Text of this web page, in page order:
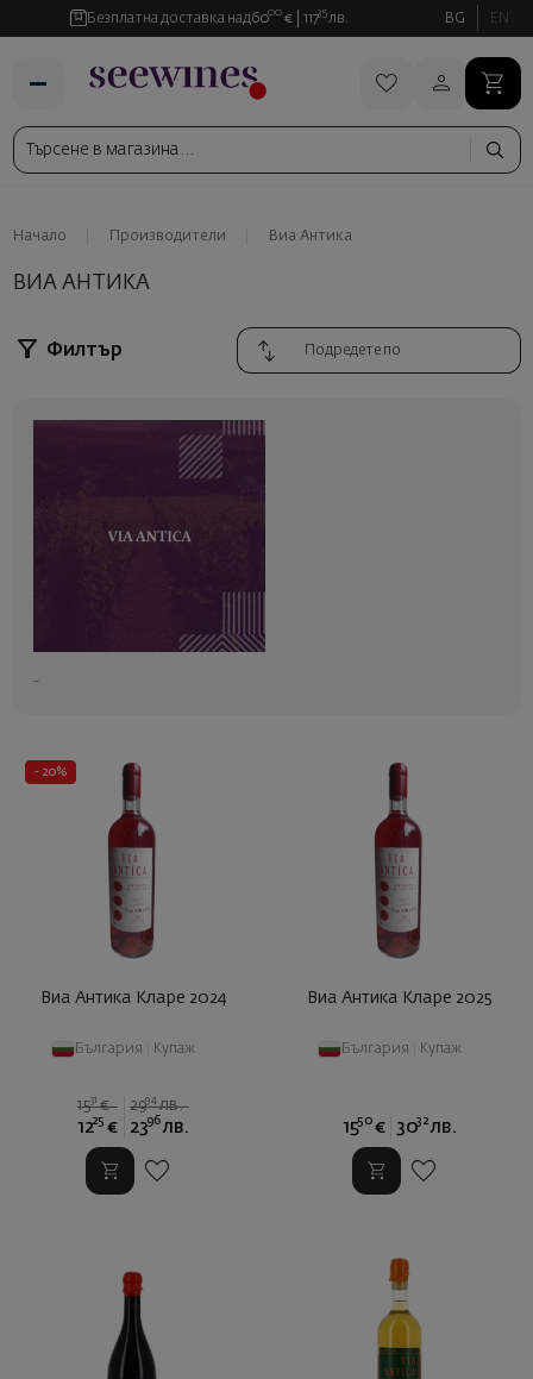
Безплатна доставка над6000 € 11735 лв. BG EN
Начало Производители Виа Антика
ВИА АНТИКА
Филтър
-
- 20%
Виа Антика Кларе 2024
България Купаж
1531 € 2994 лв.
1225 € 2396 лв.
Виа Антика Кларе 2025
България Купаж
1550 € 3032 лв.